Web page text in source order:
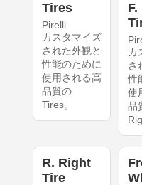
Tires
Pirelli
カスタマイズ
された外観と
性能のために
使用される高
品質の
Tires。
カ
さ
性
使
品
R. Right
Tire